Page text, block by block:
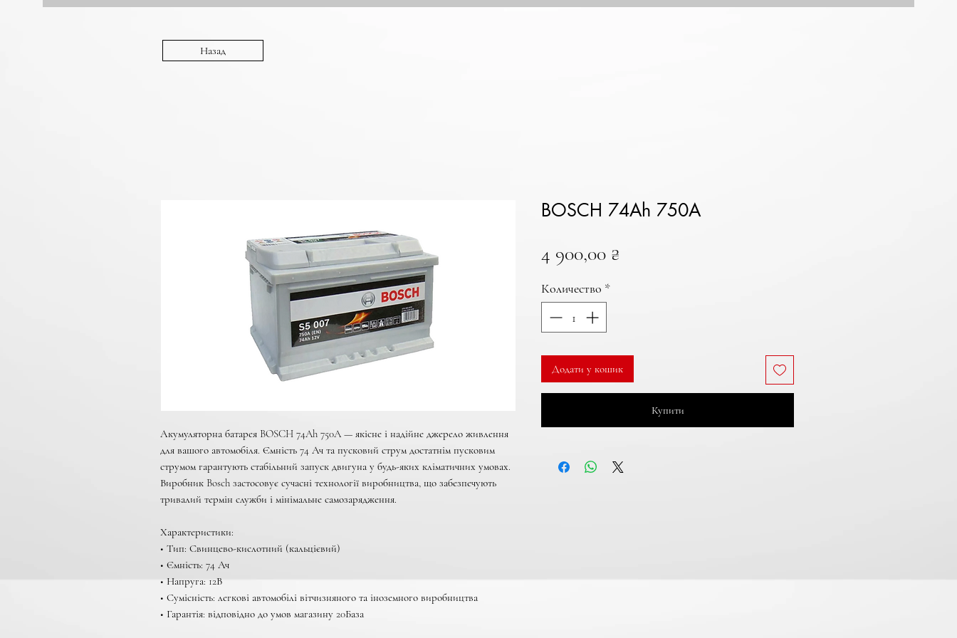
Назад
Акумуляторна батарея BOSCH 74Ah 750A — якісне і надійне джерело живлення
для вашого автомобіля. Ємність 74 Ач та пусковий струм достатнім пусковим
струмом гарантують стабільний запуск двигуна у будь-яких кліматичних умовах.
Виробник Bosch застосовує сучасні технології виробництва, що забезпечують
тривалий термін служби і мінімальне самозарядження.
Характеристики:
• Тип: Свинцево-кислотний (кальцієвий)
• Ємність: 74 Ач
• Напруга: 12В
• Сумісність: легкові автомобілі вітчизняного та іноземного виробництва
• Гарантія: відповідно до умов магазину 20База
BOSCH 74Ah 750A
4 900,00 ₴
Количество *
Додати у кошик
Купити